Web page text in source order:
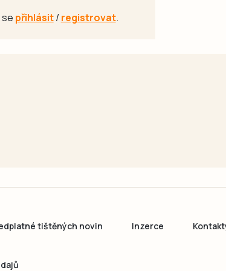
přihlásit/registrovat.
tištěných novin Inzerce